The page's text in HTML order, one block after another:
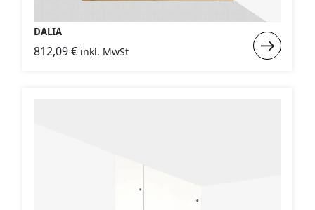
DALIA
812,09€ inkl. MwSt
: